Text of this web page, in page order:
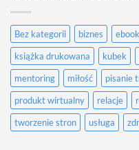
Bez kategorii biznes ebook
książka drukowana
kubek
mentoring
miłość pisanie
produkt wirtualny
relacje
tworzenie stron
usługa